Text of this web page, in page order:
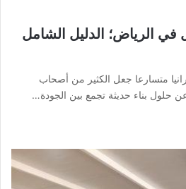
الرياض؛ الدليل الشامل
متسارعا جعل الكثير من أصحاب
حلول بناء حديثة تجمع بين الجودة…